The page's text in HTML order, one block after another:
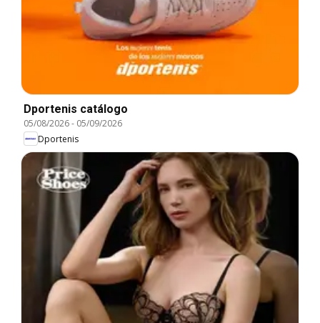
Dportenis catálogo
05/08/2026- 05/09/2026
Dportenis